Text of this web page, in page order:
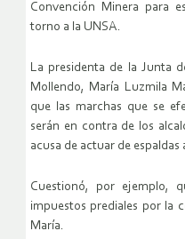
Convención Minera para
torno a la UNSA.
La presidenta de la Junta
Mollendo, María Luzmila
que las marchas que se
serán en contra de los
acusa de actuar de espaldas
Cuestionó, por ejemplo,
impuestos prediales por la
María.